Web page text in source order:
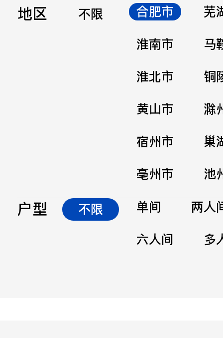
地区 不限 合肥市
芜
淮南市
马
淮北市
铜
黄山市
滁
宿州市
巢
亳州市
池
户型 不限 单间
两人
六人间
多